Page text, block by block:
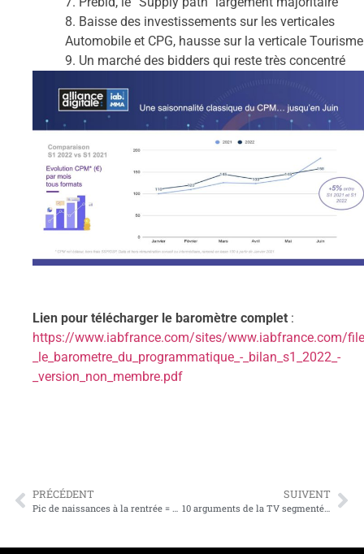
8. Baisse des investissements sur les verticales
Automobile et CPG, hausse sur la verticale Tourisme
9. Un marché des bidders qui reste très concentré
Lien pour télécharger le baromètre complet :
https://www.iabfrance.com/sites/www.iabfrance.com/
_le_barometre_du_programmatique_-_bilan_s1_2022_-
_version_non_membre.pdf
PRÉCÉDENT SUIVENT
10 arguments de la TV segmentée confrontés aux atouts de la radio locale